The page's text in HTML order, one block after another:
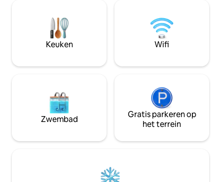
Geniet van een luxe verblijf met een
verwarmd verzonken buitenbad, waar je
kunt genieten van een adembenemend
uitzicht op het regenwoud.
onze studio over
kitchenette,
NBN-internet,
veranda.
Keuken Wifi
Zwembad
Gratis parkeren op
het terrein